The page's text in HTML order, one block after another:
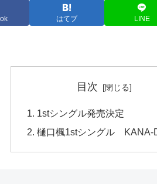
はてブ LINE
目次
1stシングル発売決定
樋口楓1stシングル KANA-